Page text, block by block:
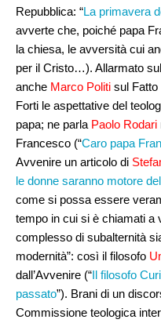
Repubblica: “La primavera
avverte che, poiché papa
la chiesa, le avversità cui
per il Cristo…). Allarmato
anche Marco Politi sul Fatto
Forti le aspettative del
papa; ne parla Paolo Rodari
Francesco (“Caro papa
Avvenire un articolo di
le donne saranno motore
come si possa essere
tempo in cui si è chiamati a
complesso di subalternità
modernità”: così il filosofo
dall’Avvenire (“Il filosofo
passato”). Brani di un
Commissione teologica